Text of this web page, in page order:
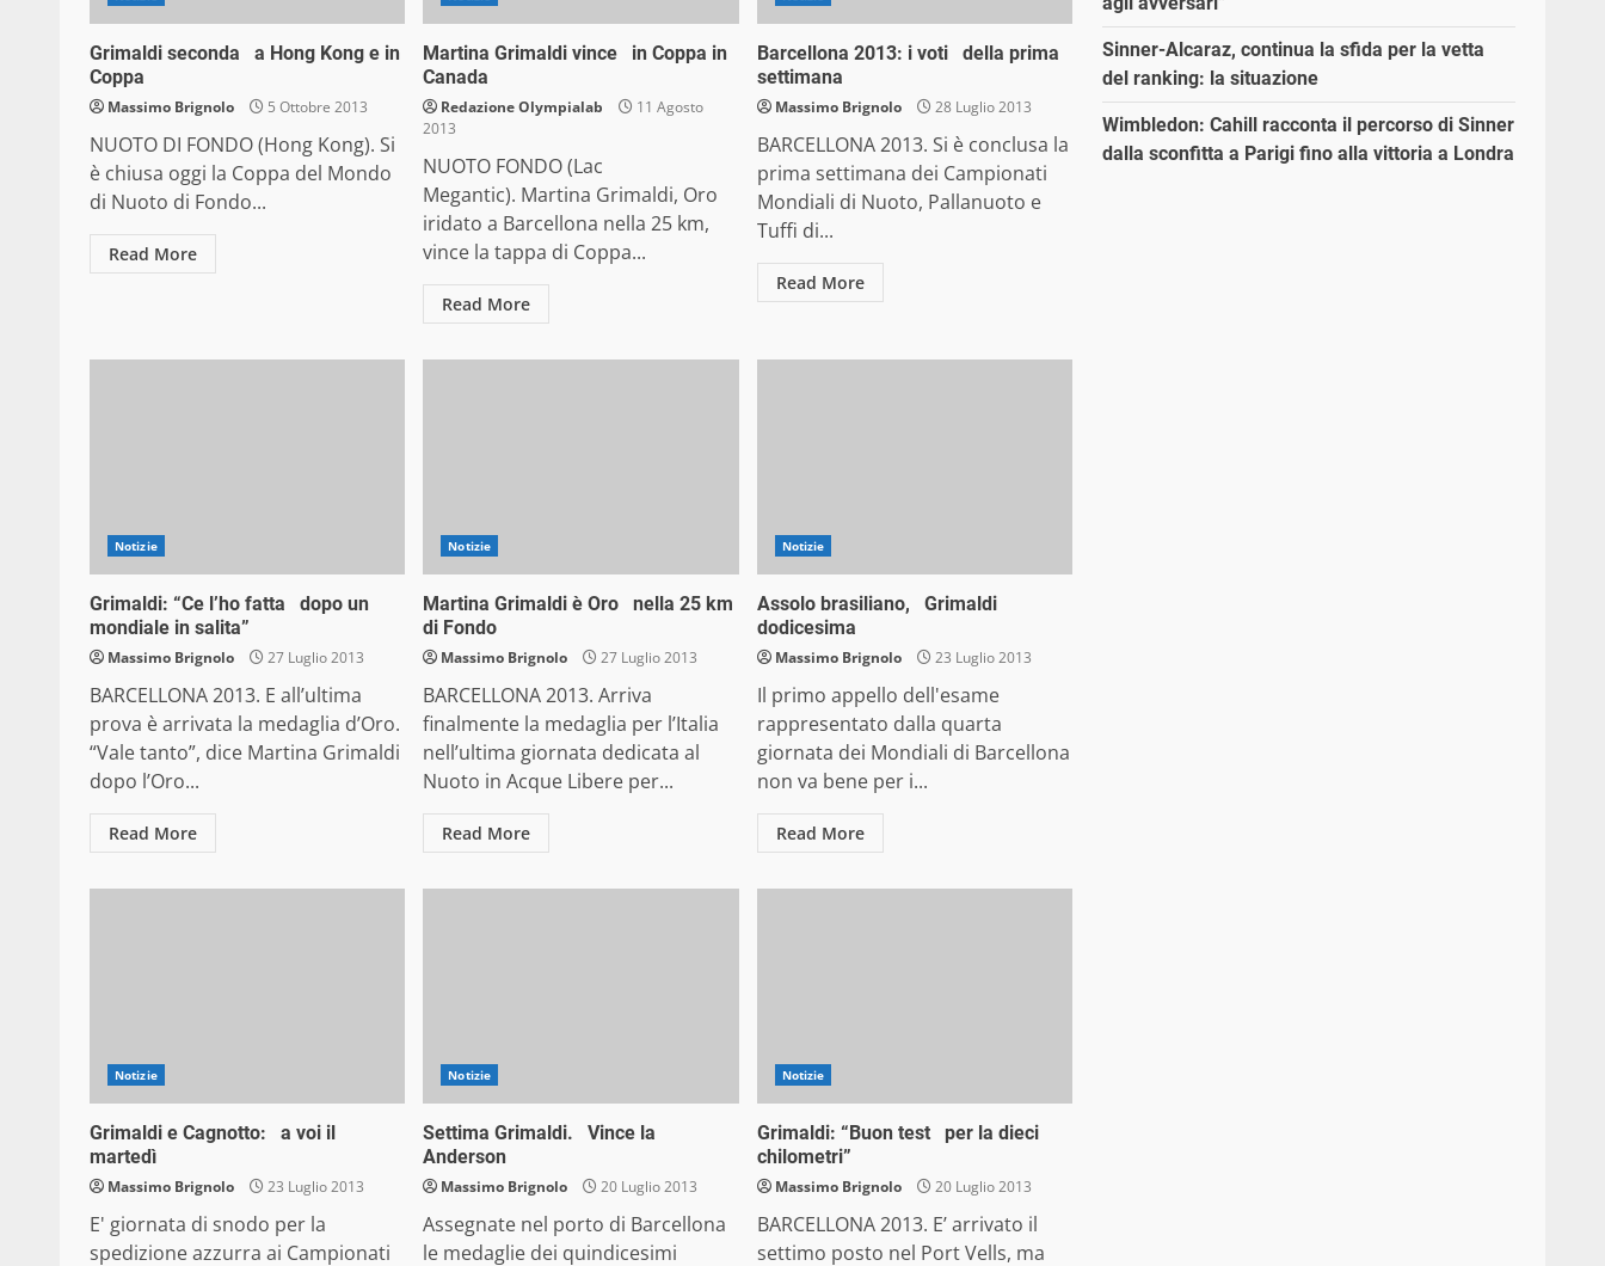
Grimaldi seconda a Hong Kong e in
Coppa
Massimo Brignolo 5 Ottobre 2013
NUOTO DI FONDO (Hong Kong). Si
è chiusa oggi la Coppa del Mondo
di Nuoto di Fondo...
Read More
Martina Grimaldi vince in Coppa in
Canada
Redazione Olympialab
11 Agosto
2013
NUOTO FONDO (Lac
Megantic). Martina Grimaldi, Oro
iridato a Barcellona nella 25 km,
vince la tappa di Coppa...
Read More
Barcellona 2013: i voti della prima
settimana
Massimo Brignolo 28 Luglio 2013
BARCELLONA 2013. Si è conclusa la
prima settimana dei Campionati
Mondiali di Nuoto, Pallanuoto e
Tuffi di...
Read More
Notizie
Grimaldi: “Ce l’ho fatta dopo un
mondiale in salita”
Massimo Brignolo 27 Luglio 2013
BARCELLONA 2013. E all’ultima
prova è arrivata la medaglia d’Oro.
“Vale tanto”, dice Martina Grimaldi
dopo l’Oro...
Read More
Notizie
Martina Grimaldi è Oro nella 25 km
di Fondo
Massimo Brignolo 27 Luglio 2013
BARCELLONA 2013. Arriva
finalmente la medaglia per l’Italia
nell’ultima giornata dedicata al
Nuoto in Acque Libere per...
Read More
Notizie
Assolo brasiliano, Grimaldi
dodicesima
Massimo Brignolo 23 Luglio 2013
Il primo appello dell'esame
rappresentato dalla quarta
giornata dei Mondiali di Barcellona
non va bene per i...
Read More
Notizie
Grimaldi e Cagnotto: a voi il
martedì
Massimo Brignolo 23 Luglio 2013
E' giornata di snodo per la
spedizione azzurra ai Campionati
Notizie
Settima Grimaldi. Vince la
Anderson
Massimo Brignolo 20 Luglio 2013
Assegnate nel porto di Barcellona
le medaglie dei quindicesimi
Notizie
Grimaldi: “Buon test per la dieci
chilometri”
Massimo Brignolo 20 Luglio 2013
BARCELLONA 2013. E’ arrivato il
settimo posto nel Port Vells, ma
Sinner-Alcaraz, continua la sfida per la vetta
del ranking: la situazione
Wimbledon: Cahill racconta il percorso di Sinner
dalla sconfitta a Parigi fino alla vittoria a Londra